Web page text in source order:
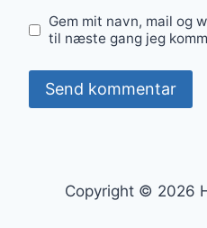
Gem mit navn, mail og
til næste gang jeg
Copyright © 2026